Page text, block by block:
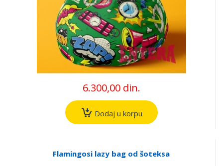
6.300,00 din.
Dodaj u korpu
Flamingosi lazy bag od šoteksa